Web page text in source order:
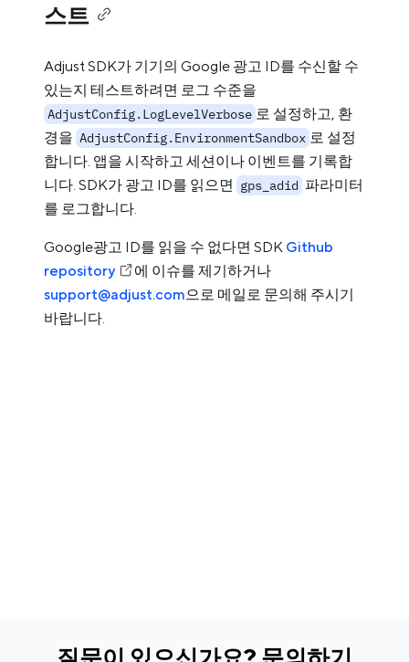
스트
Adjust SDK가 기기의 Google 광고 ID를 수신할 수
있는지 테스트하려면 로그 수준을
AdjustConfig.LogLevelVerbose 로 설정하고, 환
경을 AdjustConfig.EnvironmentSandbox 로 설정
합니다. 앱을 시작하고 세션이나 이벤트를 기록합
니다. SDK가 광고 ID를 읽으면 gps_adid 파라미터
를 로그합니다.
Google광고 ID를 읽을 수 없다면 SDK Github
repository
에 이슈를 제기하거나
support@adjust.com으로 메일로 문의해 주시기
바랍니다.